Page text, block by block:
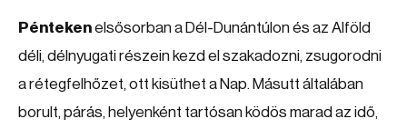
Péntekenelsősorban a Dél-Dunántúlon és az Alföld
déli, délnyugati részein kezd el szakadozni, zsugorodni
a rétegfelhőzet, ott kisüthet a Nap. Másutt általában
borult, párás, helyenként tartósan ködös marad az idő,